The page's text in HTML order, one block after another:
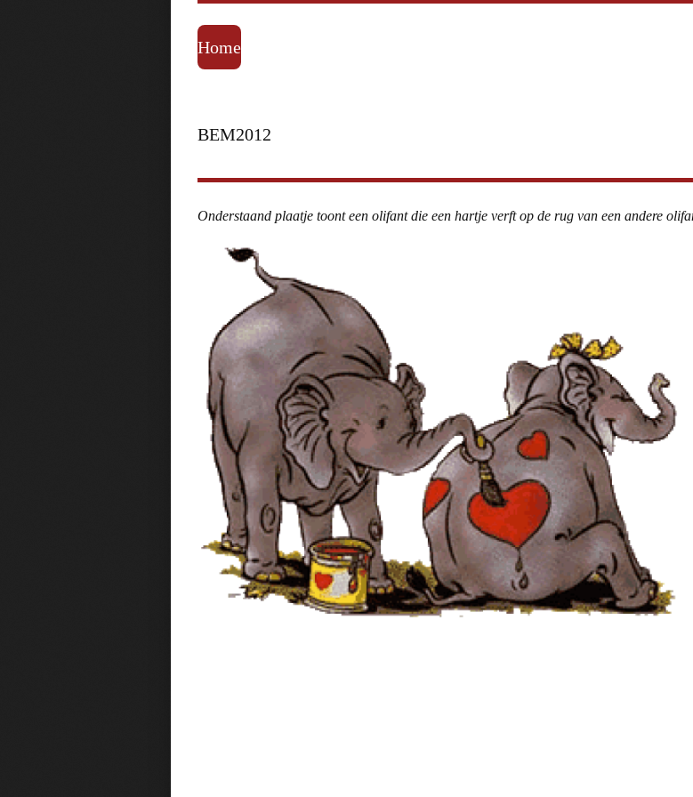
Home
BEM2012
Onderstaand plaatje toont een olifant die een hartje verft op de rug van een andere